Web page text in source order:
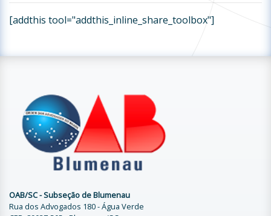
[addthis tool="addthis_inline_share_toolbox"]
OAB/SC - Subseção de Blumenau
Rua dos Advogados 180 - Água Verde